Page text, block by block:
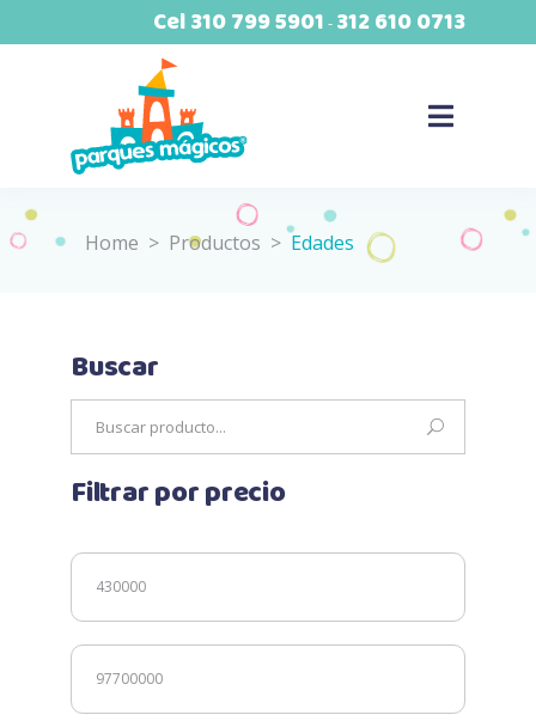
Cel310 799 5901 - 312 610 0713
Home > Productos >Edades
Buscar
Filtrar por precio
Precio
mínimo
Precio
máximo